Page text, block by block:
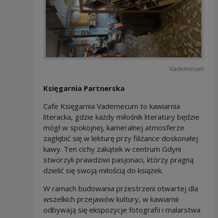
Vademecum
Księgarnia Partnerska
Cafe Księgarnia Vademecum to kawiarnia
literacka, gdzie każdy miłośnik literatury będzie
mógł w spokojnej, kameralnej atmosferze
zagłębić się w lekturę przy filiżance doskonałej
kawy. Ten cichy zakątek w centrum Gdyni
stworzyli prawdziwi pasjonaci, którzy pragną
dzielić się swoją miłością do książek.
W ramach budowania przestrzeni otwartej dla
wszelkich przejawów kultury, w kawiarnii
odbywają się ekspozycje fotografii i malarstwa